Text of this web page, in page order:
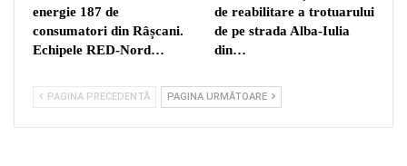
energie 187 de
consumatori din Râșcani.
Echipele RED-Nord…
de reabilitare a trotuarului
de pe strada Alba-Iulia
din…
PAGINA PRECEDENTĂ PAGINA URMĂTOARE